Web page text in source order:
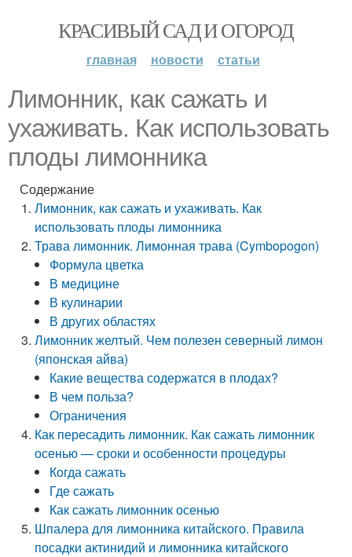
КРАСИВЫЙ САД И ОГОРОД
главная новости статьи
Лимонник, как сажать и
ухаживать. Как использовать
плоды лимонника
Содержание
Лимонник, как сажать и ухаживать. Как
использовать плоды лимонника
Трава лимонник. Лимонная трава (Cymbopogon)
Формула цветка
В медицине
В кулинарии
В других областях
Лимонник желтый. Чем полезен северный лимон
(японская айва)
Какие вещества содержатся в плодах?
В чем польза?
Ограничения
Как пересадить лимонник. Как сажать лимонник
осенью — сроки и особенности процедуры
Когда сажать
Где сажать
Как сажать лимонник осенью
Шпалера для лимонника китайского. Правила
посадки актинидий и лимонника китайского